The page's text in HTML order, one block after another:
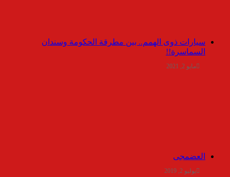
سيارات ذوى الهمم.. بين مطرقة الحكومة وسندان
السماسرة!!
مايو 2, 2021
العضمجى
يوليو 2, 2019